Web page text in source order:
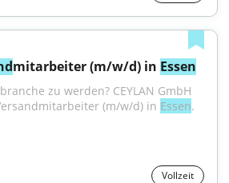
mitarbeiter (m/w/d) in Essen
zu werden? CEYLAN GmbH
(m/w/d) in Essen.
Vollzeit